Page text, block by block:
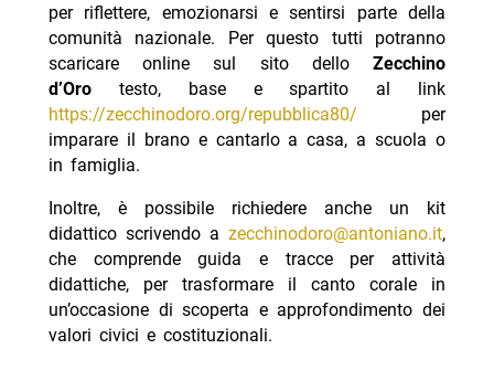
per riflettere, emozionarsi e sentirsi parte della
comunità nazionale. Per questo tutti potranno
scaricare online sul sito delloZecchino
d’Orotesto, base e spartito al link
https://zecchinodoro.org/repubblica80/ per
imparare il brano e cantarlo a casa, a scuola o
in famiglia.
Inoltre, è possibile richiedere anche un kit
didattico scrivendo azecchinodoro@antoniano.it,
che comprende guida e tracce per attività
didattiche, per trasformare il canto corale in
un’occasione di scoperta e approfondimento dei
valori civici e costituzionali.